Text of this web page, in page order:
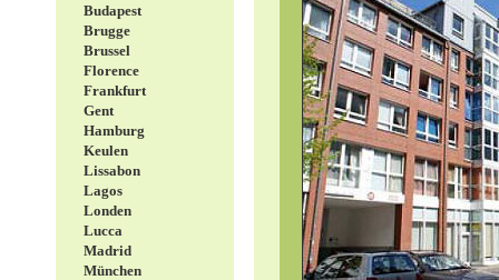
Budapest
Brugge
Brussel
Florence
Frankfurt
Gent
Hamburg
Keulen
Lissabon
Lagos
Londen
Lucca
Madrid
München